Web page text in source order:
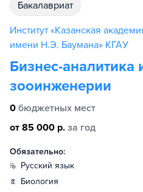
бакалавриат
Институт «Казанская
имени Н.Э. Баумана» КГАУ
Бизнес-аналитика
зооинженерии
0 бюджетных мест
от 85 000 р. за год
Обязательно:
русский язык
биология